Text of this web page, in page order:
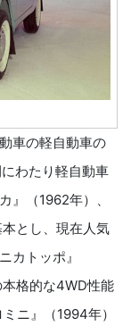
車の軽自動車の
わたり軽自動車
』（1962年）、
とし、現在人気
カトッポ』
本格的な4WD性能
ニ』（1994年）